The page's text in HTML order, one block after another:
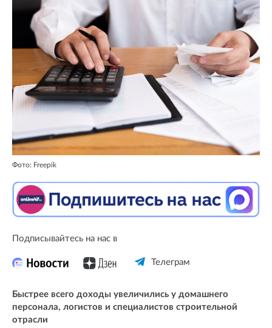
Фото: Freepik
Подписывайтесь на нас в
Телеграм
Быстрее всего доходы увеличились у домашнего
персонала, логистов и специалистов строительной
отрасли